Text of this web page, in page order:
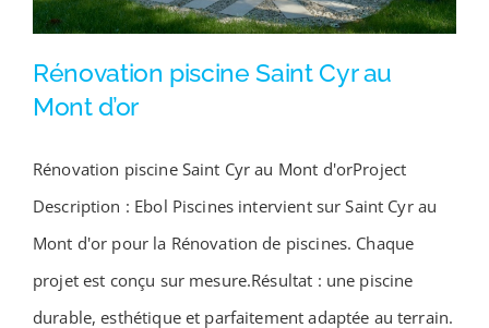
Contact
Rénovation piscine Saint Cyr au Mont d’or
Rénovation piscine Saint Cyr au
Mont d’or
Rénovation piscine Saint Cyr au Mont d'orProject
Description : Ebol Piscines intervient sur Saint Cyr au
Mont d'or pour la Rénovation de piscines. Chaque
projet est conçu sur mesure.Résultat : une piscine
durable, esthétique et parfaitement adaptée au terrain.